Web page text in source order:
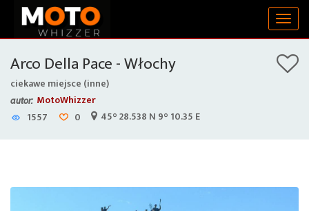
Arco Della Pace - Włochy
ciekawe miejsce (inne)
autor: MotoWhizzer
1557
0 45° 28.538 N 9° 10.35 E